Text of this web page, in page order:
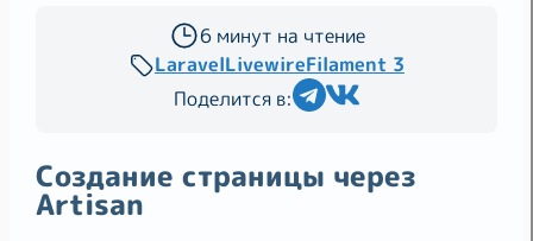
6 минут на чтение
LaravelLivewireFilament 3
Поделится в:
Создание страницы через
Artisan